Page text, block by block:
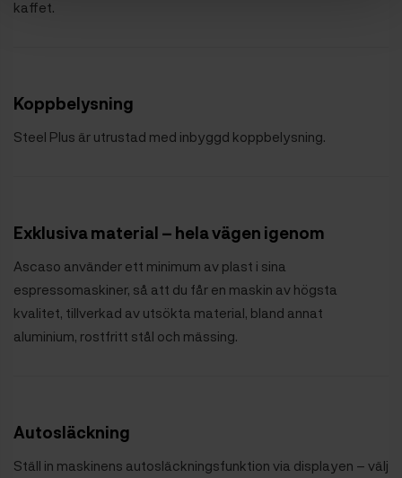
kaffet.
Koppbelysning
Steel Plus är utrustad med inbyggd koppbelysning.
Exklusiva material – hela vägen igenom
Ascaso använder ett minimum av plast i sina
espressomaskiner, så att du får en maskin av högsta
kvalitet, tillverkad av utsökta material, bland annat
aluminium, rostfritt stål och mässing.
Autosläckning
Ställ in maskinens autosläckningsfunktion via displayen – välj